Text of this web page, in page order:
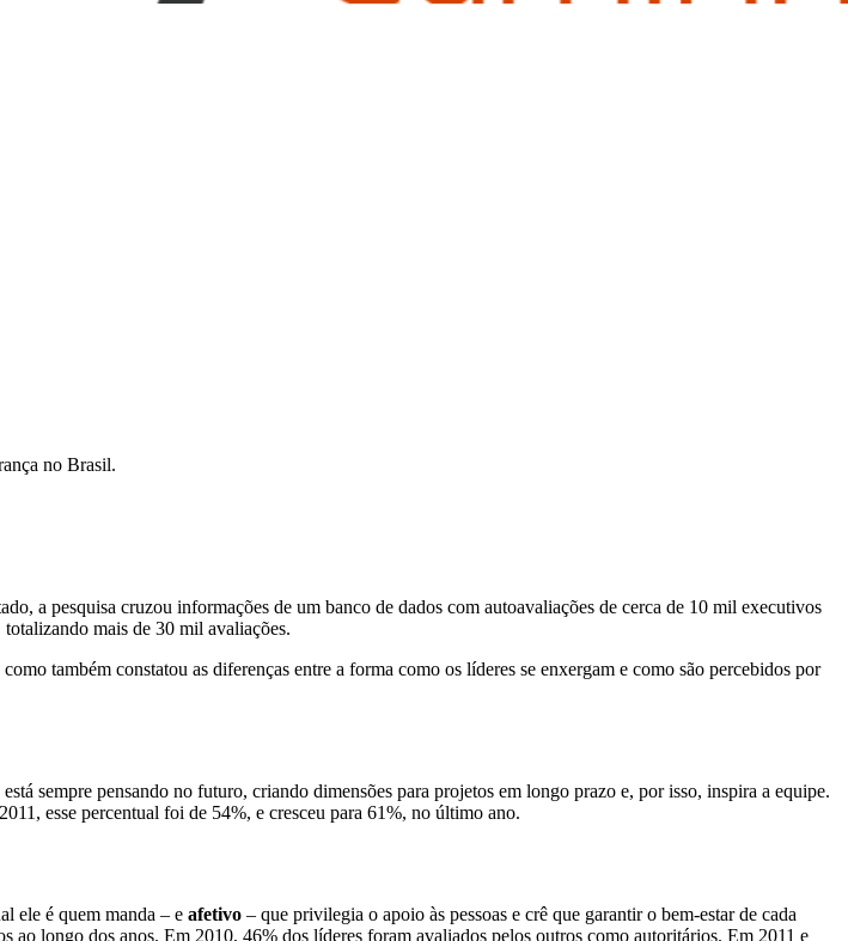
no Brasil.
a pesquisa cruzou informações de um banco de dados com autoavaliações de cerca de 10 mil executivos
mais de 30 mil avaliações.
também constatou as diferenças entre a forma como os líderes se enxergam e como são percebidos por
sempre pensando no futuro, criando dimensões para projetos em longo prazo e, por isso, inspira a equipe.
esse percentual foi de 54%, e cresceu para 61%, no último ano.
ele é quem manda – e afetivo – que privilegia o apoio às pessoas e crê que garantir o bem-estar de cada
longo dos anos. Em 2010, 46% dos líderes foram avaliados pelos outros como autoritários. Em 2011 e